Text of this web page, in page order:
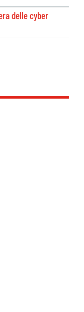
delle cyber